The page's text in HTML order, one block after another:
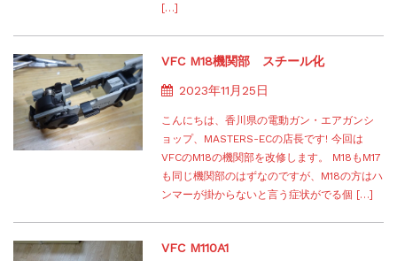
[…]
VFC M18機関部 スチール化
2023年11月25日
こんにちは、香川県の電動ガン・エアガンシ
ョップ、MASTERS-ECの店長です! 今回は
VFCのM18の機関部を改修します。 M18もM17
も同じ機関部のはずなのですが、M18の方はハ
ンマーが掛からないと言う症状がでる個 […]
VFC M110A1